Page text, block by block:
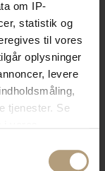
om IP-
statistik og
til vores
oplysninger
levere
tjenester. Se
stil og